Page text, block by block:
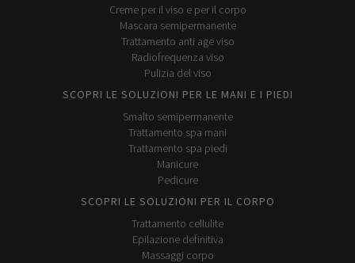
Creme per il viso e per il corpo
Mascara semipermanente
Trattamento anti age viso
Radiofrequenza viso
Pulizia del viso
SCOPRI LE SOLUZIONI PER LE MANI E I PIEDI
Smalto semipermanente
Trattamento spa mani
Trattamento spa piedi
Manicure
Pedicure
SCOPRI LE SOLUZIONI PER IL CORPO
Trattamento cellulite
Epilazione definitiva
Massaggi corpo